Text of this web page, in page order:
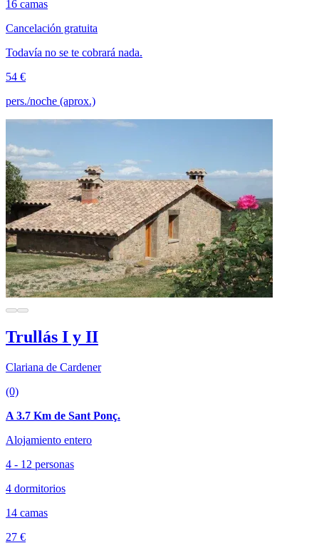
16 camas
Cancelación gratuita
Todavía no se te cobrará nada.
54 €
pers./noche (aprox.)
Trullás I y II
Clariana de Cardener
(0)
A 3.7 Km de Sant Ponç.
Alojamiento entero
4 - 12 personas
4 dormitorios
14 camas
27 €